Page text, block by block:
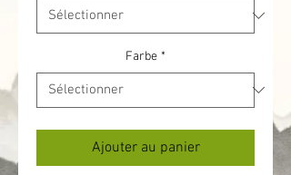
Farbe *
Ajouter au panier